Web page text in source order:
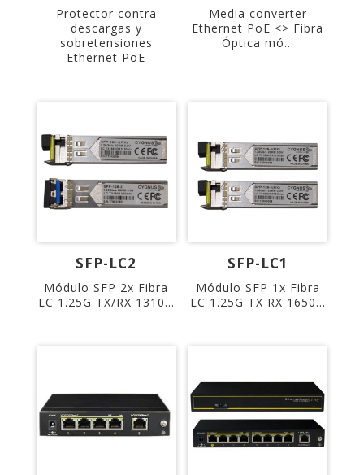
Protector contra
descargas y
sobretensiones
Ethernet PoE
Media converter
Ethernet PoE <> Fibra
Óptica mó...
SFP-LC2
Módulo SFP 2x Fibra
LC 1.25G TX/RX 1310...
SFP-LC1
Módulo SFP 1x Fibra
LC 1.25G TX RX 1650...